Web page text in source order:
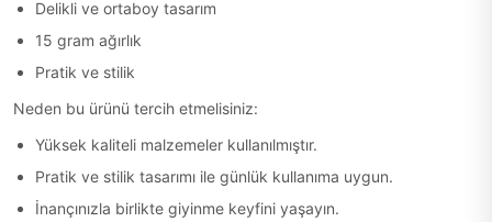
Delikli ve ortaboy tasarım
15 gram ağırlık
Pratik ve stilik
Neden bu ürünü tercih etmelisiniz:
Yüksek kaliteli malzemeler kullanılmıştır.
Pratik ve stilik tasarımı ile günlük kullanıma uygun.
İnançınızla birlikte giyinme keyfini yaşayın.